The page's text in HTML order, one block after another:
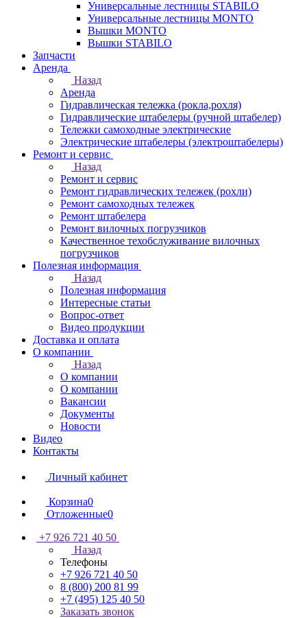
Универсальные лестницы STABILO
Универсальные лестницы MONTO
Вышки MONTO
Вышки STABILO
Запчасти
Аренда
Назад
Аренда
Гидравлическая тележка (рокла,рохля)
Гидравлические штабелеры (ручной штабелер)
Тележки самоходные электрические
Электрические штабелеры (электроштабелеры)
Ремонт и сервис
Назад
Ремонт и сервис
Ремонт гидравлических тележек (рохли)
Ремонт самоходных тележек
Ремонт штабелера
Ремонт вилочных погрузчиков
Качественное техобслуживание вилочных
погрузчиков
Полезная информация
Назад
Полезная информация
Интересные статьи
Вопрос-ответ
Видео продукции
Доставка и оплата
О компании
Назад
О компании
О компании
Вакансии
Документы
Новости
Видео
Контакты
Личный кабинет
Корзина0
Отложенные0
+7 926 721 40 50
Назад
Телефоны
+7 926 721 40 50
8 (800) 200 81 99
+7 (495) 125 40 50
Заказать звонок